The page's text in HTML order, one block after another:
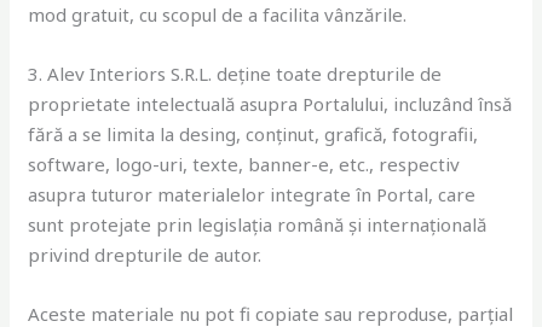
mod gratuit, cu scopul de a facilita vânzările.
3. Alev Interiors S.R.L. deține toate drepturile de
proprietate intelectuală asupra Portalului, incluzând însă
fără a se limita la desing, conținut, grafică, fotografii,
software, logo-uri, texte, banner-e, etc., respectiv
asupra tuturor materialelor integrate în Portal, care
sunt protejate prin legislația română și internațională
privind drepturile de autor.
Aceste materiale nu pot fi copiate sau reproduse, parțial